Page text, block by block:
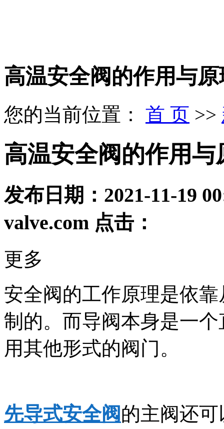
高温安全阀的作用与原
您的当前位置： 首 页 >>
高温安全阀的作用与
发布日期： 2021-11-19
valve.com 点击：
更多
安全阀的工作原理是依
制的。而导阀本身是一
用其他形式的阀门。
先导式安全阀的主阀还